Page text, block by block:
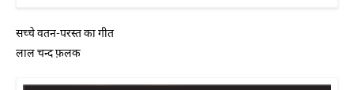
सच्चे वतन-परस्त का गीत
लाल चन्द फ़लक